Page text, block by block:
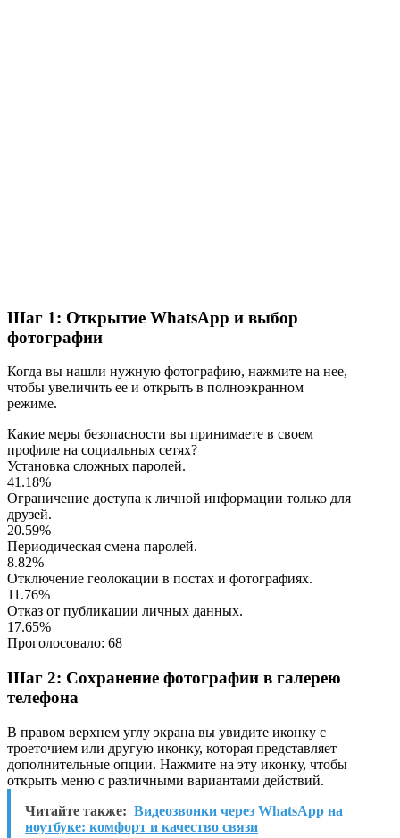
Шаг 1: Открытие WhatsApp и выбор
фотографии
Когда вы нашли нужную фотографию, нажмите на нее,
чтобы увеличить ее и открыть в полноэкранном
режиме.
Какие меры безопасности вы принимаете в своем
профиле на социальных сетях?
Установка сложных паролей.
41.18%
Ограничение доступа к личной информации только для
друзей.
20.59%
Периодическая смена паролей.
8.82%
Отключение геолокации в постах и фотографиях.
11.76%
Отказ от публикации личных данных.
17.65%
Проголосовало: 68
Шаг 2: Сохранение фотографии в галерею
телефона
В правом верхнем углу экрана вы увидите иконку с
троеточием или другую иконку, которая представляет
дополнительные опции. Нажмите на эту иконку, чтобы
открыть меню с различными вариантами действий.
Читайте также: Видеозвонки через WhatsApp на
ноутбуке: комфорт и качество связи